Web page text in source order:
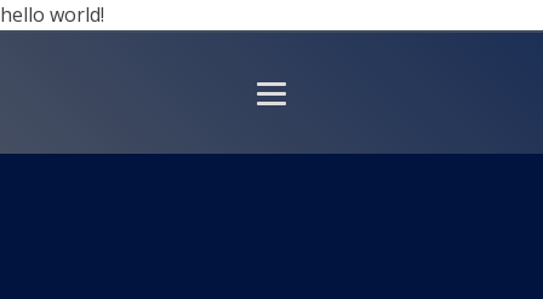
hello world!